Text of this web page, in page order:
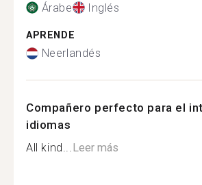
Árabe Inglés
APRENDE
Neerlandés
Compañero perfecto para el
idiomas
All kind...Leer más